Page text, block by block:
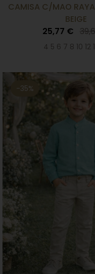
CAMISA C/MAO
BEIGE
25,77 €
4 5 6 7 8 10 12
-35%